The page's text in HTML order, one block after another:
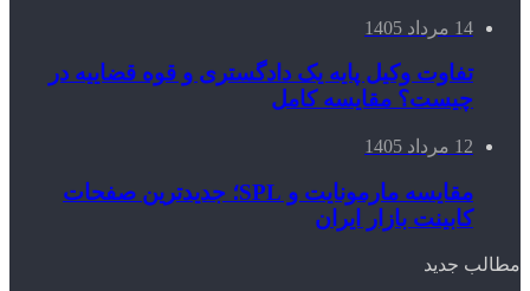
14 مرداد 1405
تفاوت وکیل پایه یک دادگستری و قوه قضاییه در
چیست؟ مقایسه کامل
12 مرداد 1405
مقایسه مارمونایت و SPL؛ جدیدترین صفحات
کابینت بازار ایران
مطالب جدید